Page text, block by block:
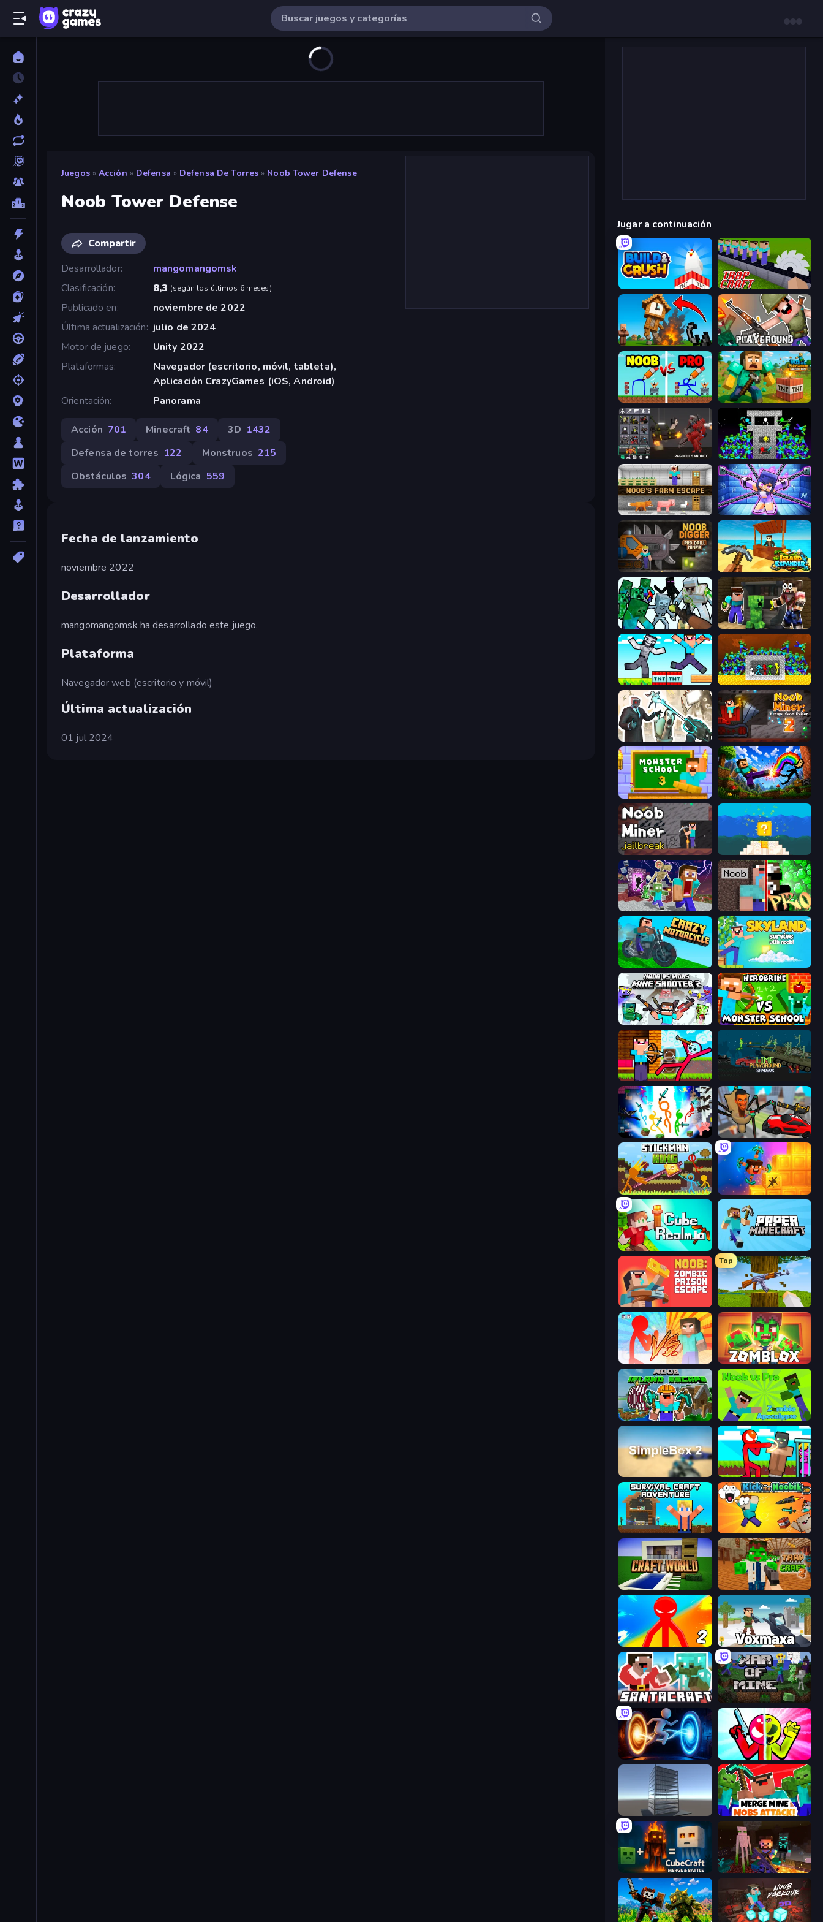
Juegos » Acción » Defensa » Defensa De Torres » Noob Tower Defense
Noob Tower Defense
Compartir
Desarrollador
mangomangomsk
Clasificación
8,3 (según los últimos 6 meses)
Publicado en
noviembre de 2022
Última actualización
julio de 2024
Motor de juego
Unity 2022
Plataformas
Navegador (escritorio, móvil, tableta),
Aplicación CrazyGames (iOS, Android)
Orientación
Panorama
Acción 701 Minecraft 84 3D 1432
Defensa de torres 122 Monstruos 215
Obstáculos 304 Lógica 559
Fecha de lanzamiento
noviembre 2022
Desarrollador
mangomangomsk ha desarrollado este juego.
Plataforma
Navegador web (escritorio y móvil)
Última actualización
01 jul 2024
Jugar a continuación
Build and Crush Trap Craft
Noob Fuse Playground
DOP Noob: Draw to Save Voxel Playground: Ragdoll Noob
Last Play: Ragdoll Sandbox Stick Epic Fighter
Noob's Farm Escape Mini Mine
Noob Digger: Pro Drill Miner Island Expander
Noob Trolls Pro
Noob Gigachad: Parkour Tricks Challenge Stick Fighter vs Zombies
Skibidi Toilets: Infection Noob Miner 2: Escape From Prison
Monster School 3 Noob: Wall Crusher
Noob Miner: Escape From Prison
Monster School Herobrine Siren Head Noob vs Pro: Challenge
Crazy Motorcycle Skyland Survive With Noob!
Mine Shooter 2: Noob vs Mobs Herobrine vs Monster School
Noob Archer vs Stickman Zombie
Stickman Epic Cars vs Skibidi Toilet
Stickman King Merge & Dig!
CubeRealm.io Paper Minecraft
Top
Mine Shooter 3D
Red Stickman vs Monster School Zomblox
Noob: Island Escape Noob vs Pro: Zombie Apocalypse
Stickman vs Villager: Save the Girl
Survival Craft Adventure Kick the Noobik 3D
Craft World Trap Craft 2
Red Stickman vs Monster School 2 Voxmaxa
SantaCraft War of Mine
Portal Escape Stickman Zombie vs Stickman Hero
Craft 3D Merge Mine: Mobs Attack!
CubeCraft: Merge & Battle ZombieCraft